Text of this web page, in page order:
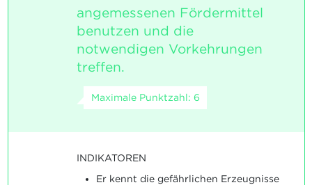
angemessenen Fördermittel
benutzen und die
notwendigen Vorkehrungen
treffen.
Maximale Punktzahl: 6
INDIKATOREN
Er kennt die gefährlichen Erzeugnisse